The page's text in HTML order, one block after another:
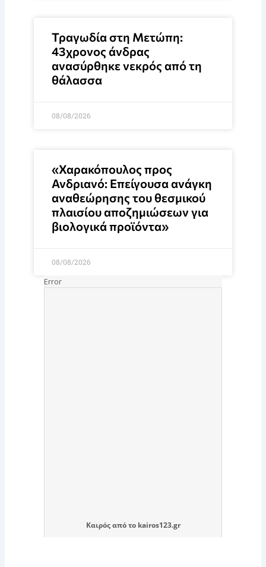
Τραγωδία στη Μετώπη:
43χρονος άνδρας
ανασύρθηκε νεκρός από τη
θάλασσα
08/08/2026
«Χαρακόπουλος προς
Ανδριανό: Επείγουσα ανάγκη
αναθεώρησης του θεσμικού
πλαισίου αποζημιώσεων για
βιολογικά προϊόντα»
08/08/2026
Καιρόςαπό το kairos123.gr